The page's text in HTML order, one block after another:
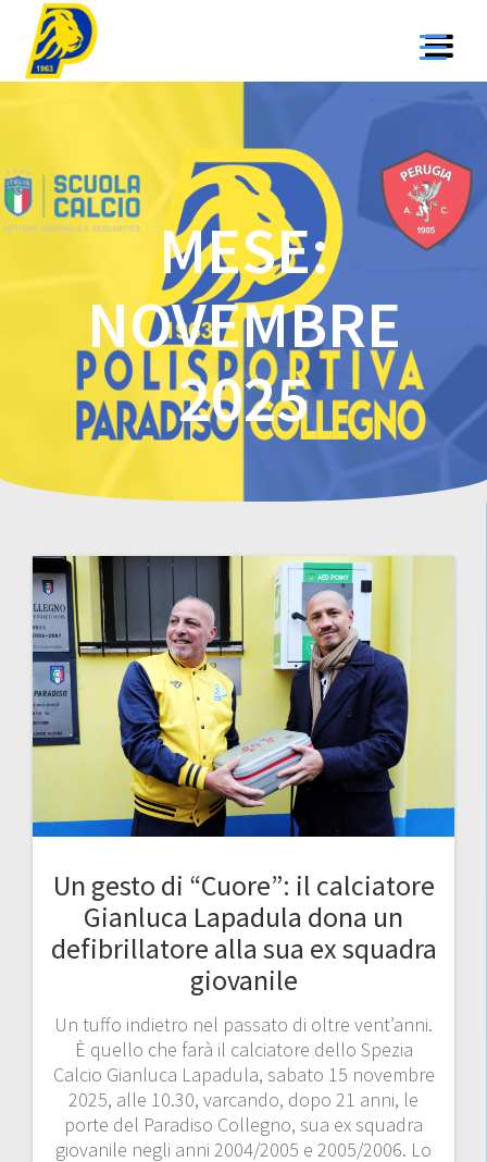
MESE:
NOVEMBRE
2025
Un gesto di “Cuore”: il calciatore
Gianluca Lapadula dona un
defibrillatore alla sua ex squadra
giovanile
Un tuffo indietro nel passato di oltre vent’anni.
È quello che farà il calciatore dello Spezia
Calcio Gianluca Lapadula, sabato 15 novembre
2025, alle 10.30, varcando, dopo 21 anni, le
porte del Paradiso Collegno, sua ex squadra
giovanile negli anni 2004/2005 e 2005/2006. Lo